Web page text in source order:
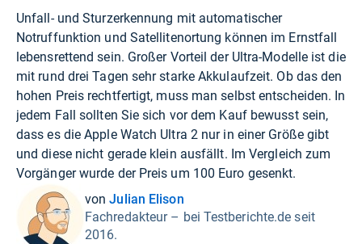
Unfall- und Sturzerkennung mit automatischer
Notruffunktion und Satellitenortung können im Ernstfall
lebensrettend sein. Großer Vorteil der Ultra-Modelle ist die
mit rund drei Tagen sehr starke Akkulaufzeit. Ob das den
hohen Preis rechtfertigt, muss man selbst entscheiden. In
jedem Fall sollten Sie sich vor dem Kauf bewusst sein,
dass es die Apple Watch Ultra 2 nur in einer Größe gibt
und diese nicht gerade klein ausfällt. Im Vergleich zum
Vorgänger wurde der Preis um 100 Euro gesenkt.
vonJulian Elison
Fachredakteur – bei Testberichte.de seit
2016.